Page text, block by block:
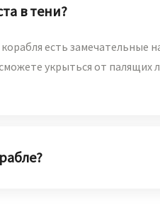
в тени?
есть замечательные
укрыться от палящих